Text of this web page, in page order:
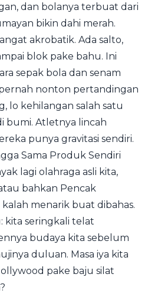
dan bolanya terbuat dari
bikin dahi merah.
akrobatik. Ada salto,
blok pake bahu. Ini
sepak bola dan senam
nonton pertandingan
lo kehilangan salah satu
bumi. Atletnya lincah
punya gravitasi sendiri.
Sama Produk Sendiri
lagi olahraga asli kita,
bahkan Pencak
menarik buat dibahas.
kita seringkali telat
budaya kita sebelum
duluan. Masa iya kita
pake baju silat